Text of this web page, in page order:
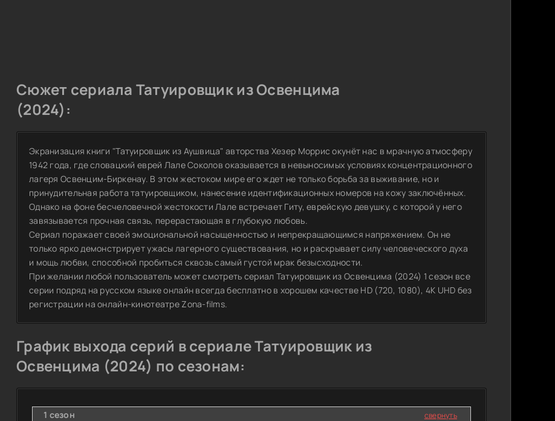
Сюжет сериала Татуировщик из Освенцима
(2024):
Экранизация книги "Татуировщик из Аушвица" авторства Хезер Моррис окунёт нас в мрачную атмосферу
1942 года, где словацкий еврей Лале Соколов оказывается в невыносимых условиях концентрационного
лагеря Освенцим-Биркенау. В этом жестоком мире его ждет не только борьба за выживание, но и
принудительная работа татуировщиком, нанесение идентификационных номеров на кожу заключённых.
Однако на фоне бесчеловечной жестокости Лале встречает Гиту, еврейскую девушку, с которой у него
завязывается прочная связь, перерастающая в глубокую любовь.
Сериал поражает своей эмоциональной насыщенностью и непрекращающимся напряжением. Он не
только ярко демонстрирует ужасы лагерного существования, но и раскрывает силу человеческого духа
и мощь любви, способной пробиться сквозь самый густой мрак безысходности.
При желании любой пользователь может смотреть сериал Татуировщик из Освенцима (2024) 1 сезон все
серии подряд на русском языке онлайн всегда бесплатно в хорошем качестве HD (720, 1080), 4K UHD без
регистрации на онлайн-кинотеатре Zona-films.
График выхода серий в сериале Татуировщик из
Освенцима (2024) по сезонам:
1 сезон
свернуть